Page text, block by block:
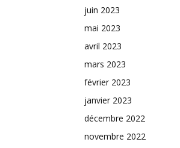
juin 2023
mai 2023
avril 2023
mars 2023
février 2023
janvier 2023
décembre 2022
novembre 2022